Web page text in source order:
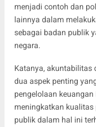
menjadi contoh dan
lainnya dalam
sebagai badan publik
negara.
Katanya, akuntabilitas
dua aspek penting
pengelolaan
meningkatkan kualitas
publik dalam hal ini